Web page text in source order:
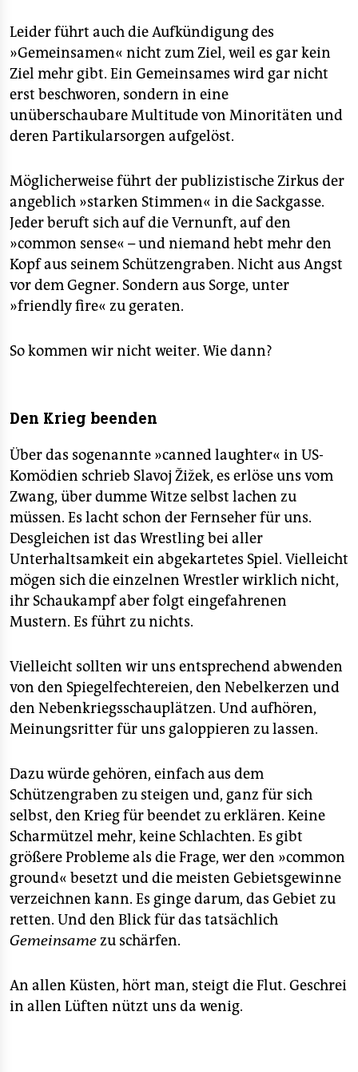
Leider führt auch die Aufkündigung des
»Gemeinsamen« nicht zum Ziel, weil es gar kein
Ziel mehr gibt. Ein Gemeinsames wird gar nicht
erst beschworen, sondern in eine
unüberschaubare Multitude von Minoritäten und
deren Partikularsorgen aufgelöst.
Möglicherweise führt der publizistische Zirkus der
angeblich »starken Stimmen« in die Sackgasse.
Jeder beruft sich auf die Vernunft, auf den
»common sense« – und niemand hebt mehr den
Kopf aus seinem Schützengraben. Nicht aus Angst
vor dem Gegner. Sondern aus Sorge, unter
»friendly fire« zu geraten.
So kommen wir nicht weiter. Wie dann?
Den Krieg beenden
Über das sogenannte »canned laughter« in US-
Komödien schrieb Slavoj Žižek, es erlöse uns vom
Zwang, über dumme Witze selbst lachen zu
müssen. Es lacht schon der Fernseher für uns.
Desgleichen ist das Wrestling bei aller
Unterhaltsamkeit ein abgekartetes Spiel. Vielleicht
mögen sich die einzelnen Wrestler wirklich nicht,
ihr Schaukampf aber folgt eingefahrenen
Mustern. Es führt zu nichts.
Vielleicht sollten wir uns entsprechend abwenden
von den Spiegelfechtereien, den Nebelkerzen und
den Nebenkriegsschauplätzen. Und aufhören,
Meinungsritter für uns galoppieren zu lassen.
Dazu würde gehören, einfach aus dem
Schützengraben zu steigen und, ganz für sich
selbst, den Krieg für beendet zu erklären. Keine
Scharmützel mehr, keine Schlachten. Es gibt
größere Probleme als die Frage, wer den »common
ground« besetzt und die meisten Gebietsgewinne
verzeichnen kann. Es ginge darum, das Gebiet zu
retten. Und den Blick für das tatsächlich
Gemeinsamezu schärfen.
An allen Küsten, hört man, steigt die Flut. Geschrei
in allen Lüften nützt uns da wenig.